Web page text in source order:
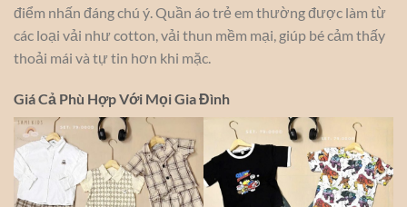
điểm nhấn đáng chú ý. Quần áo trẻ em thường được làm từ
các loại vải như cotton, vải thun mềm mại, giúp bé cảm thấy
thoải mái và tự tin hơn khi mặc.
Giá Cả Phù Hợp Với Mọi Gia Đình